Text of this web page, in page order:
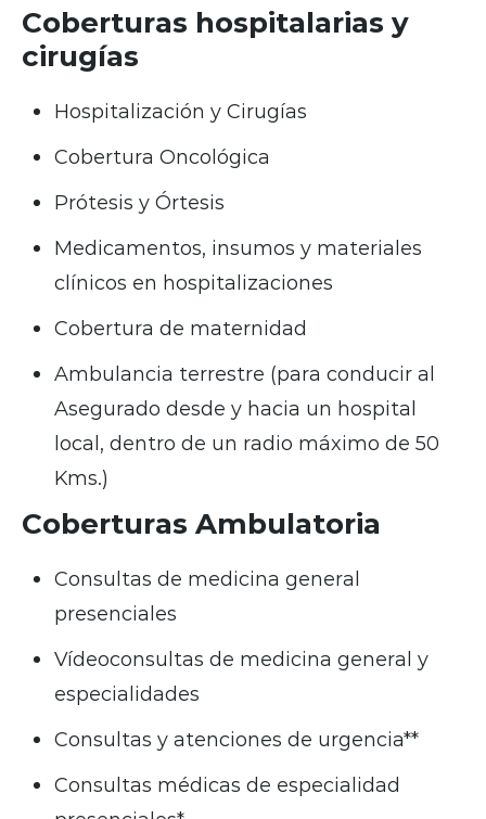
Coberturas hospitalarias y
cirugías
Hospitalización y Cirugías
Cobertura Oncológica
Prótesis y Órtesis
Medicamentos, insumos y materiales
clínicos en hospitalizaciones
Cobertura de maternidad
Ambulancia terrestre (para conducir al
Asegurado desde y hacia un hospital
local, dentro de un radio máximo de 50
Kms.)
Coberturas Ambulatoria
Consultas de medicina general
presenciales
Vídeoconsultas de medicina general y
especialidades
Consultas y atenciones de urgencia**
Consultas médicas de especialidad